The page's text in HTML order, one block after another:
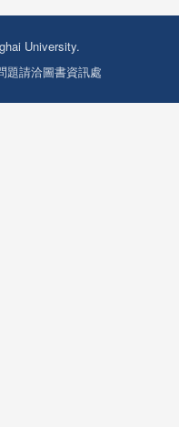
University.
題請洽圖書資訊處